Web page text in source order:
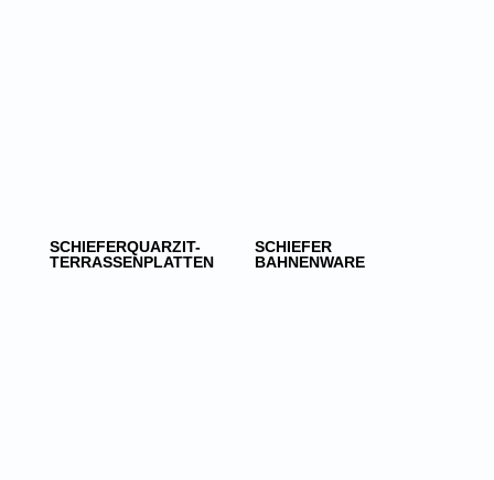
SCHIEFERQUARZIT-
TERRASSENPLATTEN
SCHIEFER
BAHNENWARE